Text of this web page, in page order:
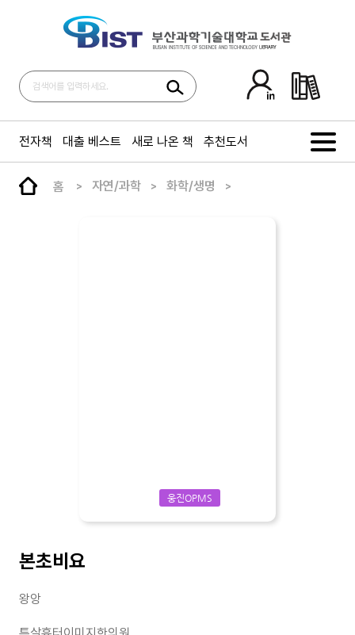
전자책 대출 베스트 새로 나온 책 추천도서
홈 자연/과학 화학/생명
웅진OPMS
본초비요
왕앙